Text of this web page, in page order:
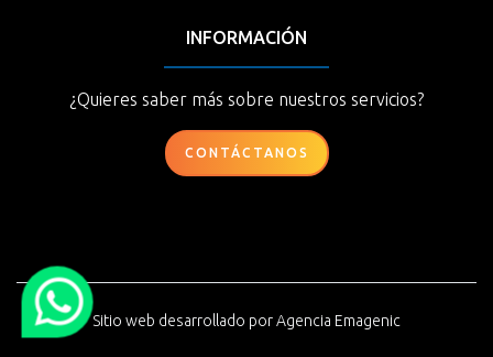
INFORMACIÓN
¿Quieres saber más sobre nuestros servicios?
CONTÁCTANOS
Sitio web desarrollado porAgencia Emagenic